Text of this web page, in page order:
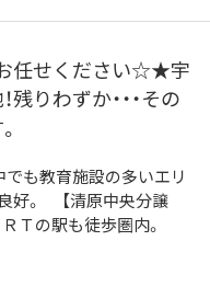
任せください☆★宇
りわずか・・・その
でも教育施設の多いエリ
好。 【清原中央分譲
Ｔの駅も徒歩圏内。